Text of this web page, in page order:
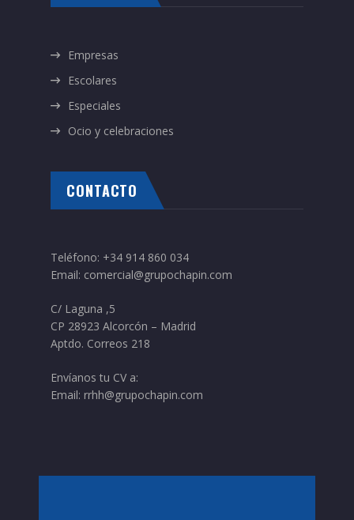
Empresas
Escolares
Especiales
Ocio y celebraciones
CONTACTO
Teléfono: +34 914 860 034
Email: comercial@grupochapin.com
C/ Laguna ,5
CP 28923 Alcorcón – Madrid
Aptdo. Correos 218
Envíanos tu CV a:
Email: rrhh@grupochapin.com